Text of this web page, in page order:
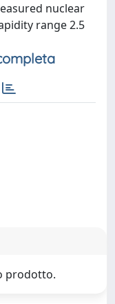
nuclear
range 2.5
prodotto.